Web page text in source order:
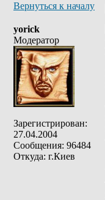
Вернуться к началу
yorick
Модератор
Зарегистрирован:
27.04.2004
Сообщения: 96484
Откуда: г.Киев